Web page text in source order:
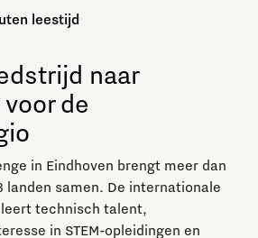
leestijd
naar
de
in Eindhoven brengt meer dan
landen samen. De internationale
technisch talent,
in STEM-opleidingen en